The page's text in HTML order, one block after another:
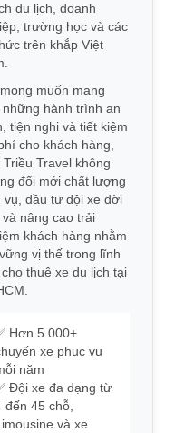
du lịch, doanh
trường học và các
trên khắp Việt
muốn mang
những hành trình an
tiện nghi và tiết kiệm
cho khách hàng,
Triều Travel không
đổi mới chất lượng
vụ, đầu tư đội xe đời
và nâng cao trải
khách hàng nhằm
vị thế trong lĩnh
thuê xe du lịch tại
Hơn 5.000+
xe phục vụ
năm
Đội xe đa dạng từ
đến 45 chỗ,
và xe